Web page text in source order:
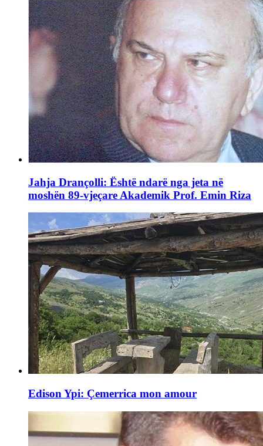
Jahja Drançolli: Është ndarë nga jeta në
moshën 89-vjeçare Akademik Prof. Emin Riza
Edison Ypi: Çemerrica mon amour